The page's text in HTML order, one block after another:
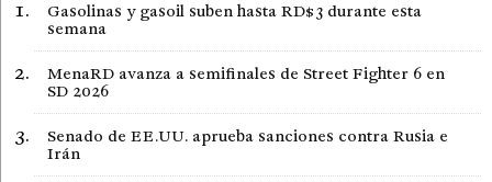
Gasolinas y gasoil suben hasta RD$3 durante esta
semana
MenaRD avanza a semifinales de Street Fighter 6 en
SD 2026
Senado de EE.UU. aprueba sanciones contra Rusia e
Irán